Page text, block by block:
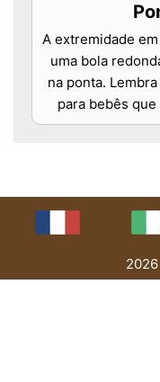
A extremidade
uma bola
na ponta.
para bebês